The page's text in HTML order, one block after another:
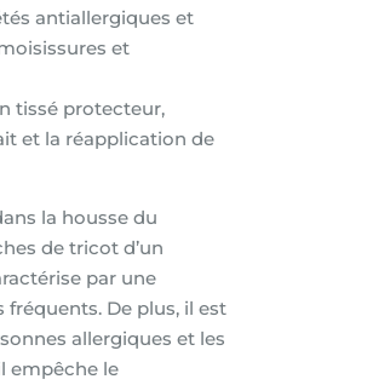
antiallergiques et
et
tissé protecteur,
et la réapplication de
la housse du
de tricot d’un
par une
fréquents. De plus, il est
allergiques et les
empêche le